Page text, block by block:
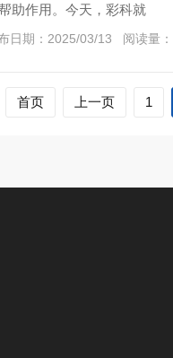
助作用。今天，彩科就
日期：2025/03/13 阅读量
首页 上一页 1